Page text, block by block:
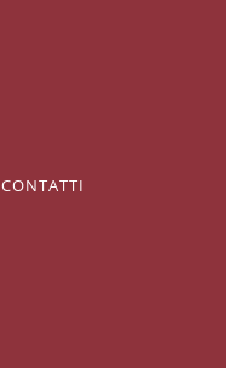
CONTATTI